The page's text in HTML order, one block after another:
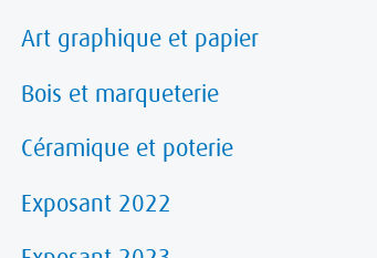
Art graphique et papier
Bois et marqueterie
Céramique et poterie
Exposant 2022